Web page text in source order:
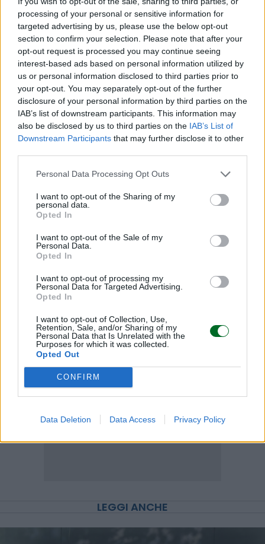
processing of your personal or sensitive information for
targeted advertising by us, please use the below opt-out
section to confirm your selection. Please note that after your
opt-out request is processed you may continue seeing
interest-based ads based on personal information utilized by
us or personal information disclosed to third parties prior to
your opt-out. You may separately opt-out of the further
disclosure of your personal information by third parties on the
IAB’s list of downstream participants. This information may
also be disclosed by us to third parties on the IAB’s List of
Downstream Participants that may further disclose it to other
Personal Data Processing Opt Outs
I want to opt-out of the Sharing of my
personal data.
Opted In
I want to opt-out of the Sale of my
Personal Data.
Opted In
I want to opt-out of processing my
Personal Data for Targeted Advertising.
Opted In
I want to opt-out of Collection, Use,
Retention, Sale, and/or Sharing of my
Personal Data that Is Unrelated with the
Purposes for which it was collected.
Opted Out
CONFIRM
Data Deletion Data Access Privacy Policy
del settore. Il clima di incertezza si era infatti
esteso immediatamente all’intero comparto
statunitense, penalizzando l’ETF VanEck
Semiconductor per oltre un punto percentuale e
trascinando verso il basso sia Micron Technology,
scivolata di quasi l’8%, sia Arm Holdings, che ha
archiviato la seduta con una perdita superiore al
imprese investimenti mercati
Condividi
Scegli Moneta come fonte preferita
LEGGI ANCHE